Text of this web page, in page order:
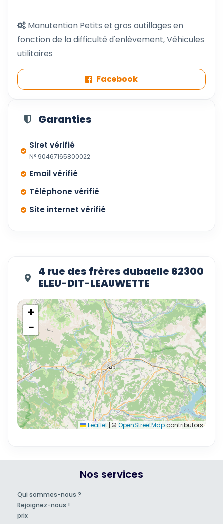
Manutention Petits et gros outillages en
fonction de la difficulté d'enlèvement, Véhicules
utilitaires
Facebook
Garanties
Siret vérifié
N° 90467165800022
Email vérifié
Téléphone vérifié
Site internet vérifié
4 rue des frères dubaelle 62300
ELEU-DIT-LEAUWETTE
+
−
Leaflet | © OpenStreetMapcontributors
Nos services
Qui sommes-nous ?
Rejoignez-nous !
prix